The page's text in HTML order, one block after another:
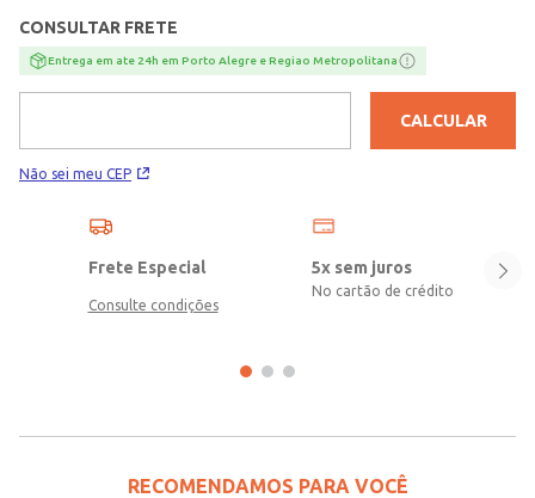
CONSULTAR FRETE
Entrega em ate 24h em Porto Alegre e Regiao Metropolitana
Não sei meu CEP
CALCULAR
Frete Especial
Consulte condições
5x sem juros
No cartão de crédito
RECOMENDAMOS PARA VOCÊ